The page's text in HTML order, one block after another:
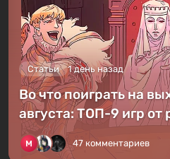
Статьи 1 день назад
Во что поиграть на
августа: ТОП-9 игр от
47 комментариев